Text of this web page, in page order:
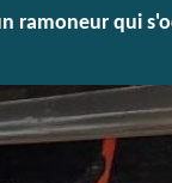
ramoneur qui